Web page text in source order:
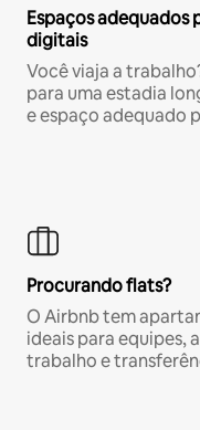
Espaços adequados
digitais
Você viaja a
para uma estadia
e espaço adequado
Procurando flats?
O Airbnb tem
ideais para equipes,
trabalho e